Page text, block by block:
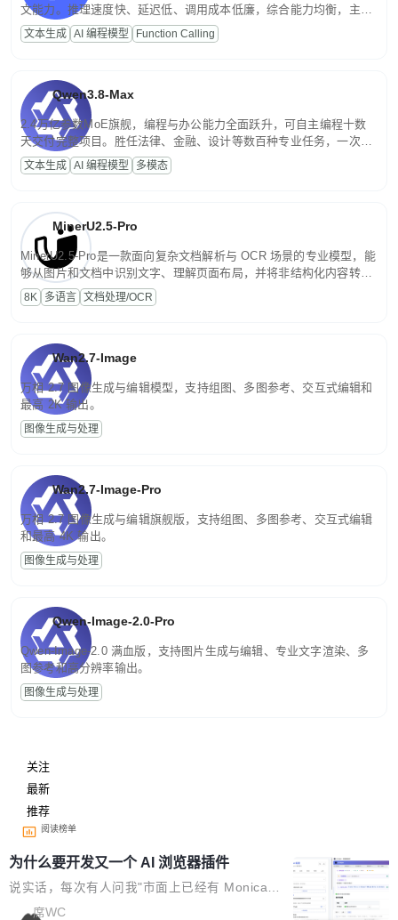
文能力。推理速度快、延迟低、调用成本低廉，综合能力均衡，主打
高并发、轻量化任务，适合日常对话、内容创作、基础 RAG、批量
文案处理等普惠刚需场景。
文本生成 AI 编程模型 Function Calling
Qwen3.8-Max
2.4万亿参数MoE旗舰，编程与办公能力全面跃升，可自主编程十数
天交付完整项目。胜任法律、金融、设计等数百种专业任务，一次对
话端到端交付生产级成果。原生视觉理解贯穿规划、执行与验证全流
程，支持超长文档与长视频的深度语义解析。长程任务中自主规划与
文本生成 AI 编程模型 多模态
MinerU2.5-Pro
MinerU2.5-Pro是一款面向复杂文档解析与 OCR 场景的专业模型，能
够从图片和文档中识别文字、理解页面布局，并将非结构化内容转换
为便于存储、检索和二次处理的结构化结果。
8K 多语言 文档处理/OCR
Wan2.7-Image
万相 2.7 图像生成与编辑模型，支持组图、多图参考、交互式编辑和
最高 2K 输出。
图像生成与处理
Wan2.7-Image-Pro
万相 2.7 图像生成与编辑旗舰版，支持组图、多图参考、交互式编辑
和最高 4K 输出。
图像生成与处理
Qwen-Image-2.0-Pro
Qwen-Image-2.0 满血版，支持图片生成与编辑、专业文字渲染、多
图参考和高分辨率输出。
图像生成与处理
关注
最新
推荐
阅读榜单
为什么要开发又一个 AI 浏览器插件
说实话，每次有人问我"市面上已经有 Monica、
Sider、Copilot for Chrome 这些 AI 浏览器插件
席WC